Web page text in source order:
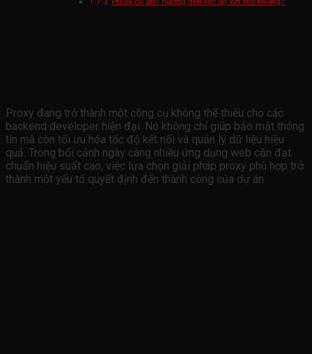
Proxy đang trở thành một công cụ không thể thiếu cho các
backend developer hiện đại. Nó không chỉ giúp bảo mật thông
tin mà còn tối ưu hóa tốc độ kết nối và quản lý dữ liệu hiệu
quả. Trong bối cảnh ngày càng nhiều ứng dụng web cần đạt
chuẩn hiệu suất cao, việc lựa chọn giải pháp proxy phù hợp trở
thành một yếu tố quyết định đến thành công của dự án.